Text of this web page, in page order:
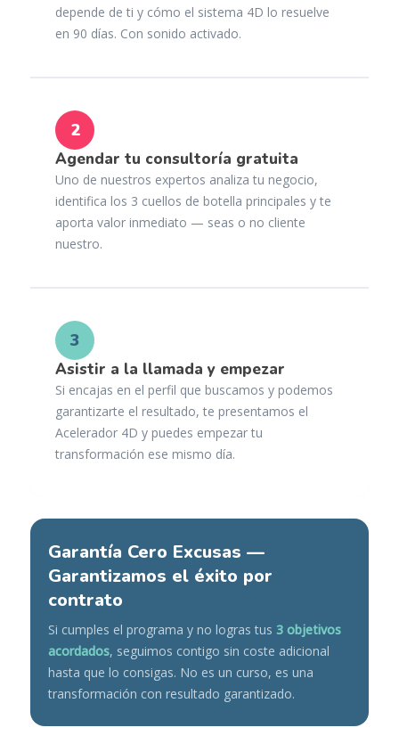
depende de ti y cómo el sistema 4D lo resuelve
en 90 días. Con sonido activado.
2
Agendar tu consultoría gratuita
Uno de nuestros expertos analiza tu negocio,
identifica los 3 cuellos de botella principales y te
aporta valor inmediato — seas o no cliente
nuestro.
3
Asistir a la llamada y empezar
Si encajas en el perfil que buscamos y podemos
garantizarte el resultado, te presentamos el
Acelerador 4D y puedes empezar tu
transformación ese mismo día.
Garantía Cero Excusas —
Garantizamos el éxito por
contrato
Si cumples el programa y no logras tus 3 objetivos
acordados, seguimos contigo sin coste adicional
hasta que lo consigas. No es un curso, es una
transformación con resultado garantizado.